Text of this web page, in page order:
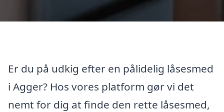
Er du på udkig efter en pålidelig låsesmed
i Agger? Hos vores platform gør vi det
nemt for dig at finde den rette låsesmed,